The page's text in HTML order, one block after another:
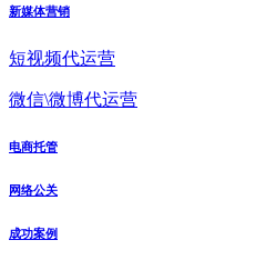
新媒体营销
短视频代运营
微信\微博代运营
电商托管
网络公关
成功案例